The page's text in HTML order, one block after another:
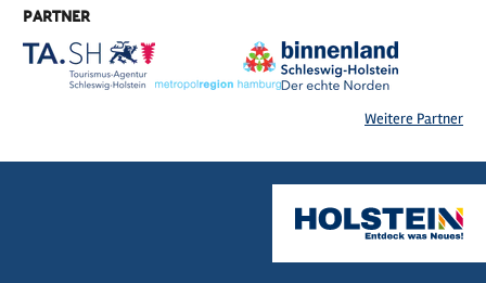
PARTNER
Weitere Partner